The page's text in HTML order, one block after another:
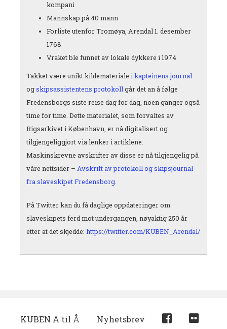
kompani
Mannskap på 40 mann
Forliste utenfor Tromøya, Arendal 1. desember
1768
Vraket ble funnet av lokale dykkere i 1974
Takket være unikt kildemateriale i kapteinens journal
ogskipsassistentens protokoll går det an å følge
Fredensborgs siste reise dag for dag, noen ganger også
time for time. Dette materialet, som forvaltes av
Rigsarkivet i København, er nå digitalisert og
tilgjengeliggjort via lenker i artiklene.
Maskinskrevne avskrifter av disse er nå tilgjengelig på
våre nettsider – Avskrift av protokoll og skipsjournal
fra slaveskipet Fredensborg.
På Twitter kan du få daglige oppdateringer om
slaveskipets ferd mot undergangen, nøyaktig 250 år
etter at det skjedde: https://twitter.com/KUBEN_Arendal/
KUBEN A til Å Nyhetsbrev